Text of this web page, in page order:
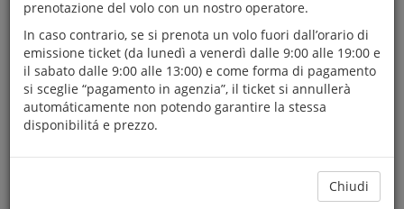
rinviati.
La migliore offerte
di Voli a Palma de
prenotazione del volo con un nostro operatore.
In caso contrario, se si prenota un volo fuori dall’orario di
emissione ticket (da lunedì a venerdì dalle 9:00 alle 19:00 e
il sabato dalle 9:00 alle 13:00) e come forma di pagamento
si sceglie “pagamento in agenzia”, il ticket si annullerà
automáticamente non potendo garantire la stessa
disponibilitá e prezzo.
Chiudi